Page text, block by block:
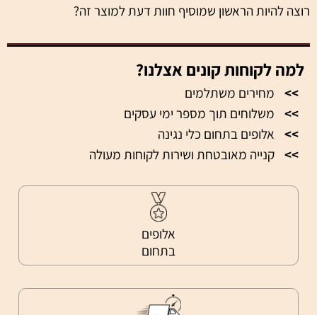
רוצה להיות הראשון שמוסיף חוות דעת למוצר זה?
למה לקוחות קונים אצלנו?
>>
מחירים משתלמים
>>
משלוחים תוך מספר ימי עסקים
>>
אלופים בתחום כלי נגינה
>> קנייה מאובטחת ושירות לקוחות מעולה
אלופים
בתחום